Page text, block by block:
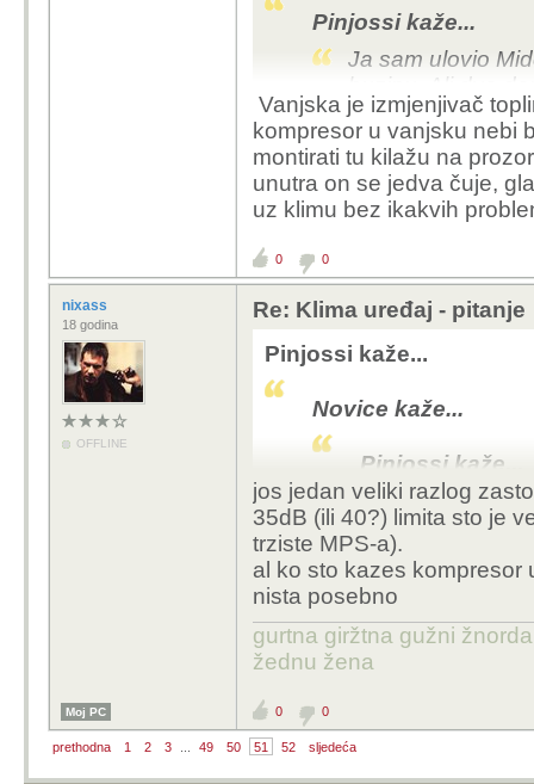
Pinjossi kaže...
Ja sam ulovio
buzinu. Ali dva
jedne (to je bilo
povukli u DE. U
klimu gdje bi
više nego ova
u unutarnjoj
kvadrata na
samo stoji na
Što je u vanjskoj
od potencijalno
sa crijevom bi
buka.. i guess not
Vanjska je izmjenjivač
kompresor u vanjsku nebi
montirati tu kilažu na
unutra on se jedva čuje,
uz klimu bez ikakvih
0 0
nixass
18 godina
OFFLINE
Re: Klima uređaj - pitanje
Pinjossi kaže...
Novice kaže...
Pinjossi kaže...
Ja sam
hrpa u
više nema ni
nebi me
nemam
hladila stan
stvari
jos jedan veliki razlog
35dB (ili 40?) limita sto je
trziste MPS-a).
al ko sto kazes kompresor
nista posebno
gurtna giržtna gužni
žednu žena
Moj PC 0 0
prethodna 1 2 3 49 50 51 52 sljedeća